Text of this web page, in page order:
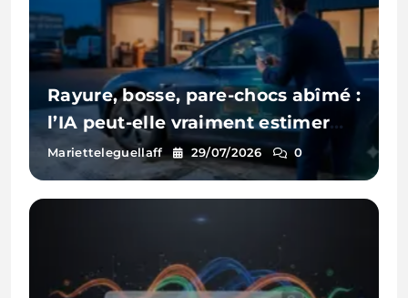
Rayure, bosse, pare-chocs abîmé :
l’IA peut-elle vraiment estimer
les réparations d’une voiture à
partir d’une photo ?
Marietteleguellaff 29/07/2026 0